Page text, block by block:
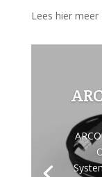
Lees hier meer